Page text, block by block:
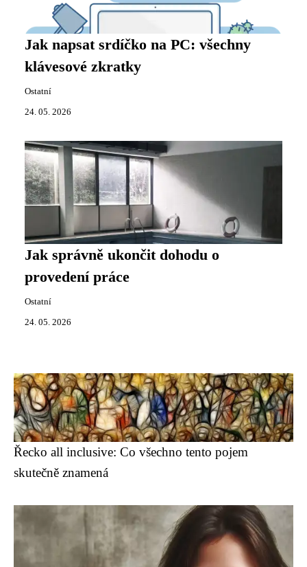
Jak napsat srdíčko na PC: všechny
klávesové zkratky
Ostatní
24. 05. 2026
Jak správně ukončit dohodu o
provedení práce
Ostatní
24. 05. 2026
Řecko all inclusive: Co všechno tento pojem
skutečně znamená